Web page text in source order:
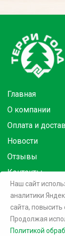
Главная
О компании
Оплата и
Новости
Отзывы
Контакты
Товары в
©2026 Терри
Наш сайт
аналитики
сайта, повысить
Продолжая
Политикой